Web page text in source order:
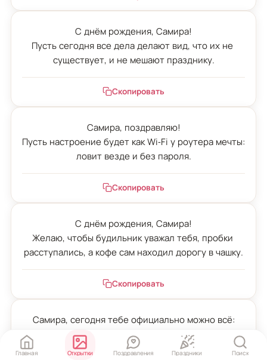
С днём рождения, Самира!
Пусть сегодня все дела делают вид, что их не
существует, и не мешают празднику.
Скопировать
Самира, поздравляю!
Пусть настроение будет как Wi‑Fi у роутера мечты:
ловит везде и без пароля.
Скопировать
С днём рождения, Самира!
Желаю, чтобы будильник уважал тебя, пробки
расступались, а кофе сам находил дорогу в чашку.
Скопировать
Самира, сегодня тебе официально можно всё:
есть вкусное, смеяться громко и принимать
комплименты без скромного «да ладно».
Главная Открытки Поздравления Праздники Поиск